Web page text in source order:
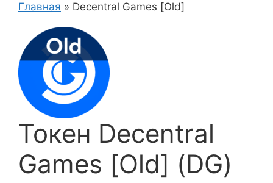
Главная » Decentral Games [Old]
Токен Decentral
Games [Old] (DG)